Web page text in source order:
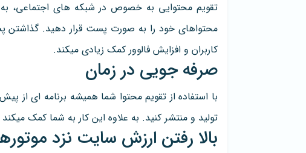
تقویم محتوایی به خصوص در شبکه های اجتماعی،
محتواهای خود را به صورت پست قرار دهید.
کاربران و افزایش فالوور کمک زیادی میکند.
صرفه جویی در زمان
با استفاده از تقویم محتوا شما همیشه برنامه ای از
تولید و منتشر کنید. به علاوه این کار به شما کمک
بالا رفتن ارزش سایت نزد